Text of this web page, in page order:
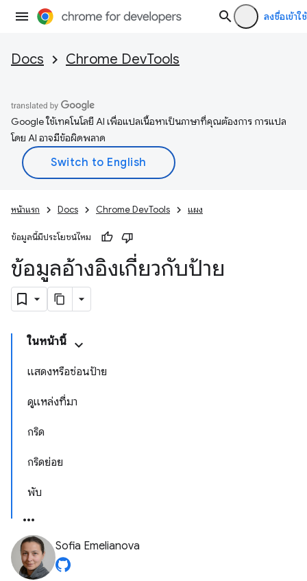
ลงชื่อเข้าใช้
Docs Chrome DevTools
Google ใช้เทคโนโลยี AI เพื่อแปลเนื้อหาเป็นภาษาที่คุณต้องการ การแปล
โดย AI อาจมีข้อผิดพลาด
หน้าแรก Docs Chrome DevTools แผง
ข้อมูลนี้มีประโยชน์ไหม
ข้อมูลอ้างอิงเกี่ยวกับป้าย
ในหน้านี้
แสดงหรือซ่อนป้าย
ดูแหล่งที่มา
กริด
กริดย่อย
พับ
Sofia Emelianova